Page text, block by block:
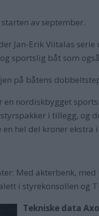
av september.
Jan-Erik Viitalas
sportslig båt som
på båtens
nordiskbygget
i tillegg, og
hel del kroner ekstra
Med akterbenk,
i styrekonsollen og
Tekniske data